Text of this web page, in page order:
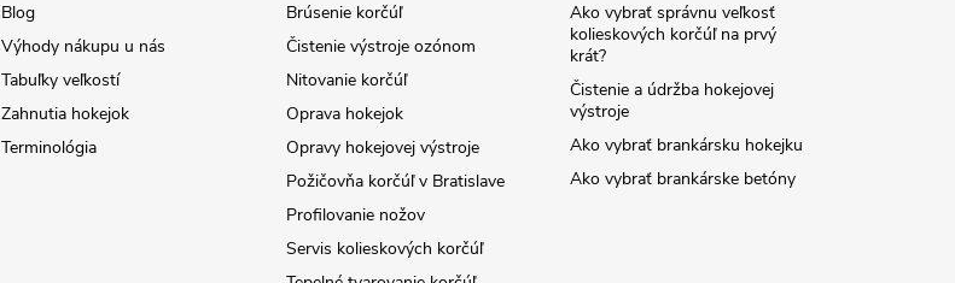
Blog
Výhody nákupu u nás
Tabuľky veľkostí
Zahnutia hokejok
Terminológia
Brúsenie korčúľ
Čistenie výstroje ozónom
Nitovanie korčúľ
Oprava hokejok
Opravy hokejovej výstroje
Požičovňa korčúľ v Bratislave
Profilovanie nožov
Servis kolieskových korčúľ
Ako vybrať správnu veľkosť
kolieskových korčúľ na prvý
krát?
Čistenie a údržba hokejovej
výstroje
Ako vybrať brankársku hokejku
Ako vybrať brankárske betóny